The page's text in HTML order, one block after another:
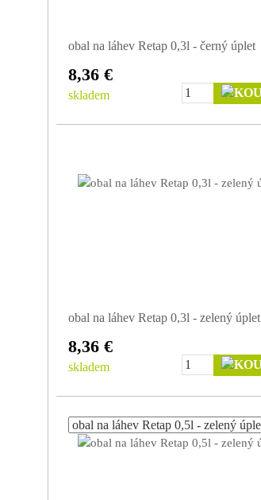
obal na láhev Retap 0,3l - černý úplet
8,36 €
skladem
obal na láhev Retap 0,3l - zelený úplet
8,36 €
skladem